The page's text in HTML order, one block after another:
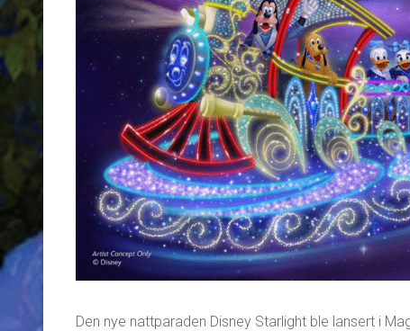
Den nye nattparaden Disney Starlight ble lansert i